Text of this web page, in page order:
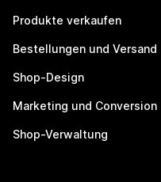
Produkte verkaufen
Bestellungen und Versand
Shop-Design
Marketing und Conversion
Shop-Verwaltung